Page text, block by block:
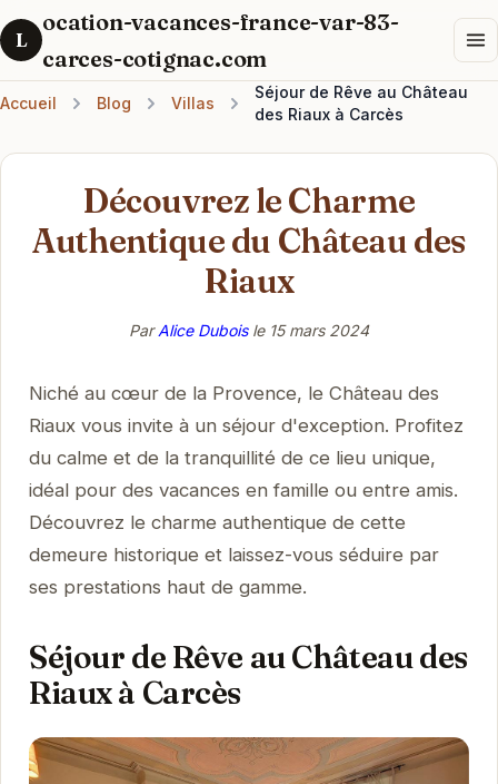
L
ocation-vacances-france-var-83-
carces-cotignac.com
Accueil Blog Villas
Séjour de Rêve au Château
des Riaux à Carcès
Découvrez le Charme
Authentique du Château des
Riaux
ParAlice Duboisle 15 mars 2024
Niché au cœur de la Provence, le Château des
Riaux vous invite à un séjour d'exception. Profitez
du calme et de la tranquillité de ce lieu unique,
idéal pour des vacances en famille ou entre amis.
Découvrez le charme authentique de cette
demeure historique et laissez-vous séduire par
ses prestations haut de gamme.
Séjour de Rêve au Château des
Riaux à Carcès